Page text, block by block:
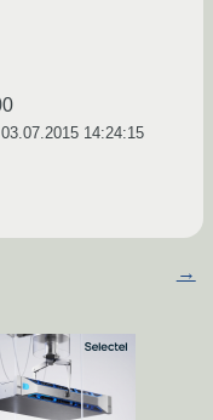
03.07.2015 14:24:15
→